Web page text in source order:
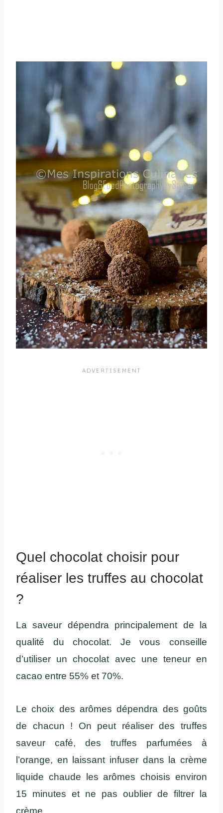
Quel chocolat choisir pour
réaliser les truffes au chocolat
?
La saveur dépendra principalement de la
qualité du chocolat. Je vous conseille
d’utiliser un chocolat avec une teneur en
cacao entre 55% et 70%.
Le choix des arômes dépendra des goûts
de chacun ! On peut réaliser des truffes
saveur café, des truffes parfumées à
l’orange, en laissant infuser dans la crème
liquide chaude les arômes choisis environ
15 minutes et ne pas oublier de filtrer la
crème.